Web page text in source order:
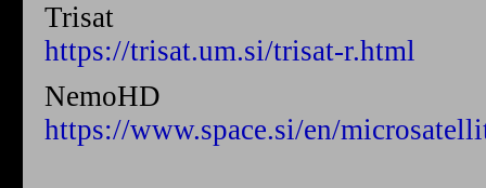
Trisat
https://trisat.um.si/trisat-r.html
NemoHD
https://www.space.si/en/